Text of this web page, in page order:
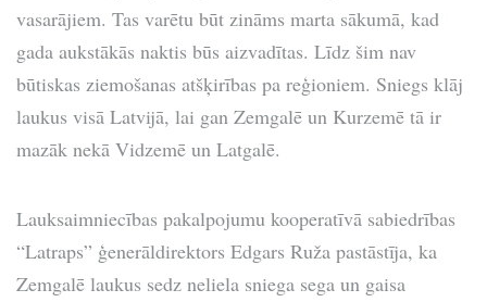
vasarājiem. Tas varētu būt zināms marta sākumā, kad
gada aukstākās naktis būs aizvadītas. Līdz šim nav
būtiskas ziemošanas atšķirības pa reģioniem. Sniegs klāj
laukus visā Latvijā, lai gan Zemgalē un Kurzemē tā ir
mazāk nekā Vidzemē un Latgalē.
Lauksaimniecības pakalpojumu kooperatīvā sabiedrības
“Latraps” ģenerāldirektors Edgars Ruža pastāstīja, ka
Zemgalē laukus sedz neliela sniega sega un gaisa